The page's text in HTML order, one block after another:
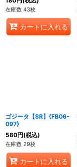
在庫数 43枚
カートに入れる
ゴジータ【SR】{FB06-
097}
580円(税込)
在庫数 29枚
カートに入れる